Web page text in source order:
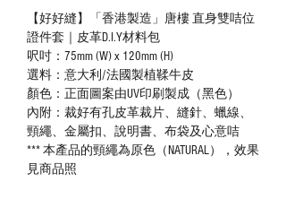
【好好縫】「香港製造」唐樓 直身雙咭位
證件套｜皮革D.I.Y材料包
呎吋：75mm (W) x 120mm (H)
選料：意大利/法國製植鞣牛皮
顏色：正面圖案由UV印刷製成（黑色）
內附：裁好有孔皮革裁片、縫針、蠟線、
頸繩、金屬扣、說明書、布袋及心意咭
*** 本產品的頸繩為原色（NATURAL），效果
見商品照